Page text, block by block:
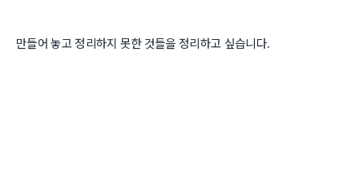
만들어 놓고 정리하지 못한 것들을 정리하고 싶습니다.